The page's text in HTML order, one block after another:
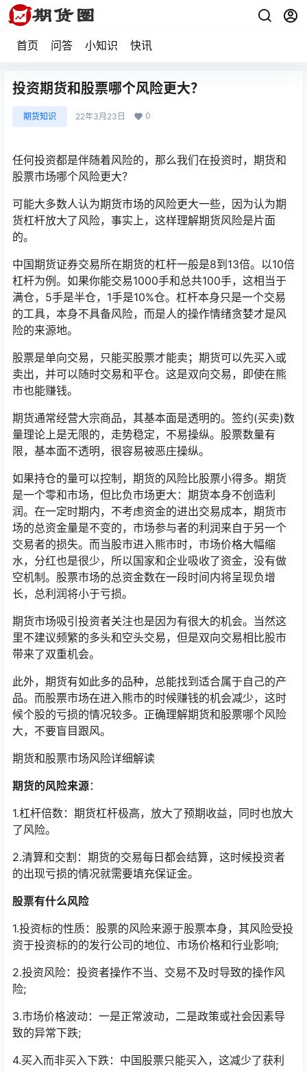
首页 问答 小知识 快讯
投资期货和股票哪个风险更大？
期货知识 22年3月23日 0
任何投资都是伴随着风险的，那么我们在投资时，期货和
股票市场哪个风险更大？
可能大多数人认为期货市场的风险更大一些，因为认为期
货杠杆放大了风险，事实上，这样理解期货风险是片面
的。
中国期货证券交易所在期货的杠杆一般是8到13倍。以10倍
杠杆为例。如果你能交易1000手和总共100手，这相当于
满仓，5手是半仓，1手是10%仓。杠杆本身只是一个交易
的工具，本身不具备风险，而是人的操作情绪贪婪才是风
险的来源地。
股票是单向交易，只能买股票才能卖；期货可以先买入或
卖出，并可以随时交易和平仓。这是双向交易，即使在熊
市也能赚钱。
期货通常经营大宗商品，其基本面是透明的。签约(买卖)数
量理论上是无限的，走势稳定，不易操纵。股票数量有
限，基本面不透明，很容易被恶庄操纵。
如果持仓的量可以控制，期货的风险比股票小得多。期货
是一个零和市场，但比负市场更大：期货本身不创造利
润。在一定时期内，不考虑资金的进出交易成本，期货市
场的总资金量是不变的，市场参与者的利润来自于另一个
交易者的损失。而当股市进入熊市时，市场价格大幅缩
水，分红也是很少，所以国家和企业吸收了资金，没有做
空机制。股票市场的总资金数在一段时间内将呈现负增
长，总利润将小于亏损。
期货市场吸引投资者关注也是因为有很大的机会。当然这
里不建议频繁的多头和空头交易，但是双向交易相比股市
带来了双重机会。
此外，期货有如此多的品种，总能找到适合属于自己的产
品。而股票市场在进入熊市的时候赚钱的机会减少，这时
候个股的亏损的情况较多。正确理解期货和股票哪个风险
大，不要盲目跟风。
期货和股票市场风险详细解读
期货的风险来源：
1.杠杆倍数：期货杠杆极高，放大了预期收益，同时也放大
了风险。
2.清算和交割：期货的交易每日都会结算，这时候投资者
的出现亏损的情况就需要填充保证金。
股票有什么风险
1.投资标的性质：股票的风险来源于股票本身，其风险受投
资于投资标的的发行公司的地位、市场价格和行业影响;
2.投资风险：投资者操作不当、交易不及时导致的操作风
险;
3.市场价格波动：一是正常波动，二是政策或社会因素导
致的异常下跌;
4.买入而非买入下跌：中国股票只能买入，这减少了获利